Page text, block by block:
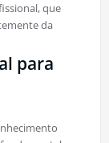
que
da
para